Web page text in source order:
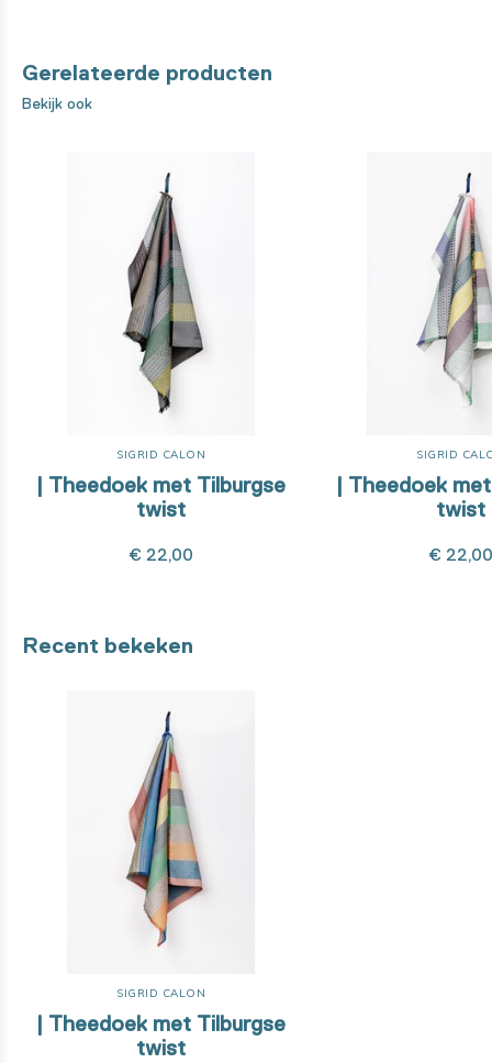
Gerelateerde producten
Bekijk ook
SIGRID CALON
| Theedoek met Tilburgse
twist
€ 22,00
SIGRID
| Theedoek
twist
€
Recent bekeken
SIGRID CALON
| Theedoek met Tilburgse
twist